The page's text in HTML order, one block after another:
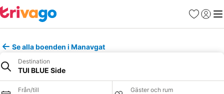
Favoriter
Logga
Se alla boenden i Manavgat
Destination
TUI BLUE Side
Från/till Gäster och rum